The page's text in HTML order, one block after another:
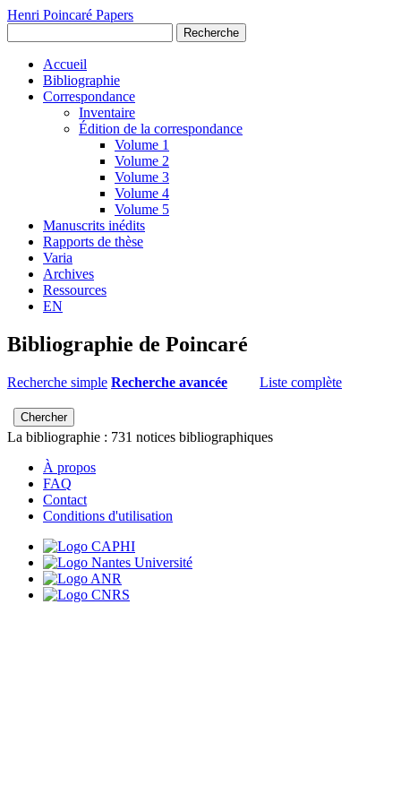
Henri Poincaré Papers
Recherche
Accueil
Bibliographie
Correspondance
Inventaire
Édition de la correspondance
Volume 1
Volume 2
Volume 3
Volume 4
Volume 5
Manuscrits inédits
Rapports de thèse
Varia
Archives
Ressources
EN
Bibliographie de Poincaré
Recherche simple Recherche avancée Liste complète
La bibliographie : 731 notices bibliographiques
À propos
FAQ
Contact
Conditions d'utilisation